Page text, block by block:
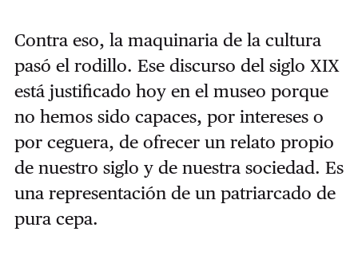
Contra eso, la maquinaria de la cultura
pasó el rodillo. Ese discurso del siglo XIX
está justificado hoy en el museo porque
no hemos sido capaces, por intereses o
por ceguera, de ofrecer un relato propio
de nuestro siglo y de nuestra sociedad. Es
una representación de un patriarcado de
pura cepa.